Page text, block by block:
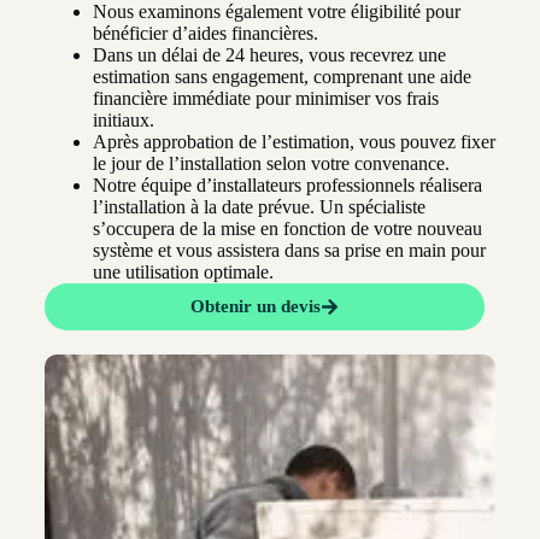
Nous examinons également votre éligibilité pour
bénéficier d’aides financières.
Dans un délai de 24 heures, vous recevrez une
estimation sans engagement, comprenant une aide
financière immédiate pour minimiser vos frais
initiaux.
Après approbation de l’estimation, vous pouvez fixer
le jour de l’installation selon votre convenance.
Notre équipe d’installateurs professionnels réalisera
l’installation à la date prévue. Un spécialiste
s’occupera de la mise en fonction de votre nouveau
système et vous assistera dans sa prise en main pour
une utilisation optimale.
Obtenir un devis